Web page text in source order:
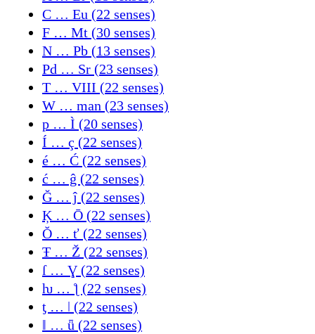
C … Eu (22 senses)
F … Mt (30 senses)
N … Pb (13 senses)
Pd … Sr (23 senses)
T … VIII (22 senses)
W … man (23 senses)
p … Ì (20 senses)
Í … ç (22 senses)
é … Ć (22 senses)
ć … ĝ (22 senses)
Ğ … ĵ (22 senses)
Ķ … Ō (22 senses)
Ŏ … ť (22 senses)
Ŧ … Ž (22 senses)
ſ … Ɣ (22 senses)
ƕ … ƪ (22 senses)
ƫ … ǀ (22 senses)
ǁ … ǖ (22 senses)